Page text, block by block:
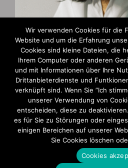
Zahlungsarten
AGB und Widerruf
Impressum
Datenschutzerklärung
Wir verwenden Cookies für die
Website und um die Erfahrung
Cookies sind kleine Dateien, die
Ihrem Computer oder anderen
und mit Informationen über Ihre
Drittanbieterdienste und
verknüpft sind. Wenn Sie ”Ich
unserer Verwendung von
entscheiden, diese zu
es für Sie zu Störungen oder
einigen Bereichen auf unserer
Sie Cookies löschen
Cookies